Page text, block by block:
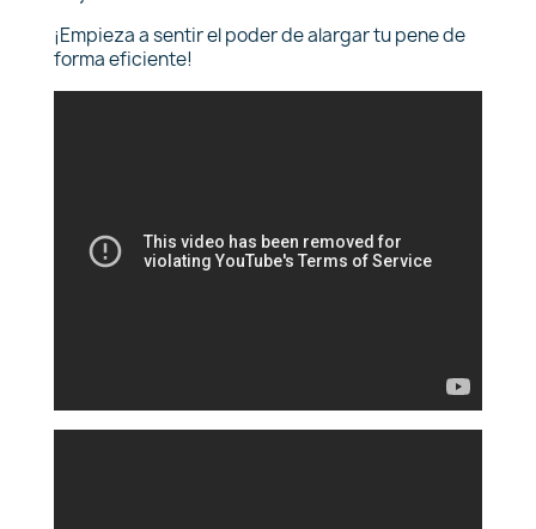
¡Empieza a sentir el poder de alargar tu pene de
forma eficiente!